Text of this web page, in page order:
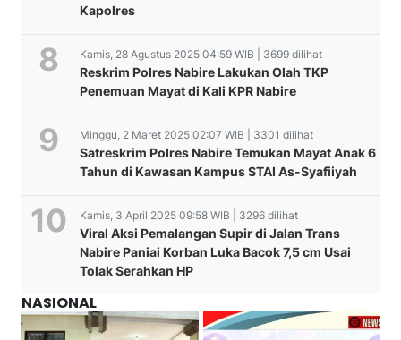
Kapolres
Kamis, 28 Agustus 2025 04:59 WIB | 3699 dilihat
Reskrim Polres Nabire Lakukan Olah TKP
Penemuan Mayat di Kali KPR Nabire
Minggu, 2 Maret 2025 02:07 WIB | 3301 dilihat
Satreskrim Polres Nabire Temukan Mayat Anak 6
Tahun di Kawasan Kampus STAI As-Syafiiyah
Kamis, 3 April 2025 09:58 WIB | 3296 dilihat
Viral Aksi Pemalangan Supir di Jalan Trans
Nabire Paniai Korban Luka Bacok 7,5 cm Usai
Tolak Serahkan HP
NASIONAL